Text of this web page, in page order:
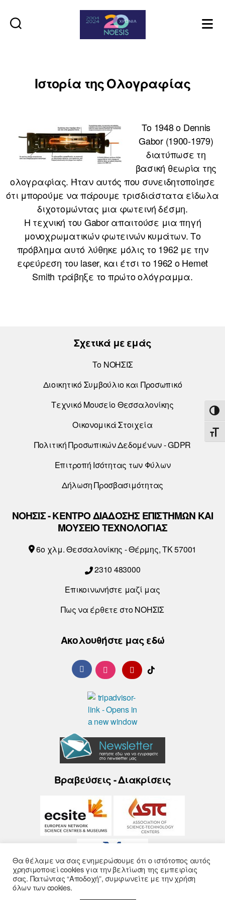
Ιστορία της Ολογραφίας
Το 1948 ο Dennis
Gabor (1900-1979)
διατύπωσε τη
βασική θεωρία της
ολογραφίας. Ήταν αυτός που συνειδητοποίησε
ότι μπορούμε να πάρουμε τρισδιάστατα είδωλα
διχοτομώντας μια φωτεινή δέσμη.
Η τεχνική του Gabor απαιτούσε μια πηγή
μονοχρωματικών φωτεινών κυμάτων. Το
πρόβλημα αυτό λύθηκε μόλις το 1962 με την
εφεύρεση του laser, και έτσι το 1962 ο Hemet
Smith τράβηξε το πρώτο ολόγραμμα.
Σχετικά με εμάς
Το ΝΟΗΣΙΣ
Διοικητικό Συμβούλιο και Προσωπικό
Τεχνικό Μουσείο Θεσσαλονίκης
Οικονομικά Στοιχεία
Πολιτική Προσωπικών Δεδομένων - GDPR
Επιτροπή Ισότητας των Φύλων
Δήλωση Προσβασιμότητας
ΝΟΗΣΙΣ - ΚΕΝΤΡΟ ΔΙΑΔΟΣΗΣ ΕΠΙΣΤΗΜΩΝ ΚΑΙ
ΜΟΥΣΕΙΟ ΤΕΧΝΟΛΟΓΙΑΣ
6o χλμ. Θεσσαλονίκης - Θέρμης, ΤΚ 57001
2310 483000
Επικοινωνήστε μαζί μας
Πως να έρθετε στο ΝΟΗΣΙΣ
Ακολουθήστε μας εδώ
Βραβεύσεις - Διακρίσεις
Θα θέλαμε να σας ενημερώσουμε ότι ο ιστότοπος αυτός
χρησιμοποιεί cookies για την βελτίωση της εμπειρίας
σας. Πατώντας “Αποδοχή”, συμφωνείτε με την χρήση
όλων των cookies.